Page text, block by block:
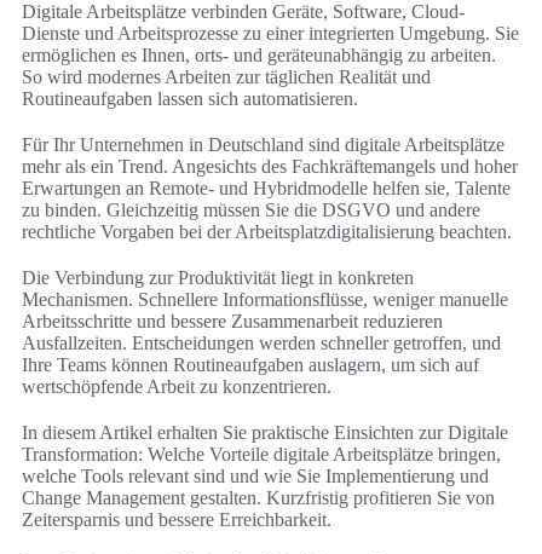
Digitale Arbeitsplätze verbinden Geräte, Software, Cloud-
Dienste und Arbeitsprozesse zu einer integrierten Umgebung. Sie
ermöglichen es Ihnen, orts- und geräteunabhängig zu arbeiten.
So wird modernes Arbeiten zur täglichen Realität und
Routineaufgaben lassen sich automatisieren.
Für Ihr Unternehmen in Deutschland sind digitale Arbeitsplätze
mehr als ein Trend. Angesichts des Fachkräftemangels und hoher
Erwartungen an Remote- und Hybridmodelle helfen sie, Talente
zu binden. Gleichzeitig müssen Sie die DSGVO und andere
rechtliche Vorgaben bei der Arbeitsplatzdigitalisierung beachten.
Die Verbindung zur Produktivität liegt in konkreten
Mechanismen. Schnellere Informationsflüsse, weniger manuelle
Arbeitsschritte und bessere Zusammenarbeit reduzieren
Ausfallzeiten. Entscheidungen werden schneller getroffen, und
Ihre Teams können Routineaufgaben auslagern, um sich auf
wertschöpfende Arbeit zu konzentrieren.
In diesem Artikel erhalten Sie praktische Einsichten zur Digitale
Transformation: Welche Vorteile digitale Arbeitsplätze bringen,
welche Tools relevant sind und wie Sie Implementierung und
Change Management gestalten. Kurzfristig profitieren Sie von
Zeitersparnis und bessere Erreichbarkeit.